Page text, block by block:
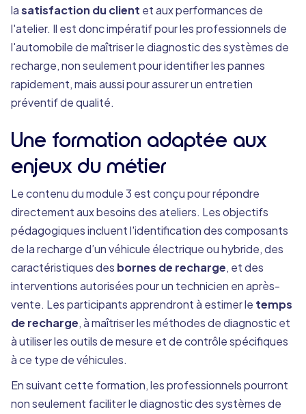
lasatisfaction du client et aux performances de
l'atelier. Il est donc impératif pour les professionnels de
l'automobile de maîtriser le diagnostic des systèmes de
recharge, non seulement pour identifier les pannes
rapidement, mais aussi pour assurer un entretien
préventif de qualité.
Une formation adaptée aux
enjeux du métier
Le contenu du module 3 est conçu pour répondre
directement aux besoins des ateliers. Les objectifs
pédagogiques incluent l'identification des composants
de la recharge d’un véhicule électrique ou hybride, des
caractéristiques des bornes de recharge, et des
interventions autorisées pour un technicien en après-
vente. Les participants apprendront à estimer le temps
de recharge, à maîtriser les méthodes de diagnostic et
à utiliser les outils de mesure et de contrôle spécifiques
à ce type de véhicules.
En suivant cette formation, les professionnels pourront
non seulement faciliter le diagnostic des systèmes de